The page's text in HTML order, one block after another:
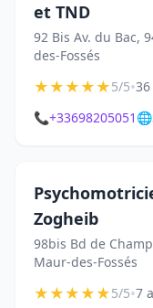
et TND
92 Bis Av. du Bac,
des-Fossés
★★★★★5/5•36
📞+33698205051 🌐
Zogheib
98bis Bd de
Maur-des-Fossés
★★★★★5/5•7